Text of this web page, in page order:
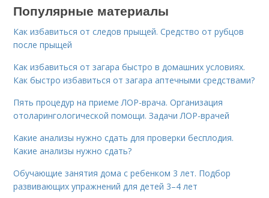
Популярные материалы
Как избавиться от следов прыщей. Средство от рубцов
после прыщей
Как избавиться от загара быстро в домашних условиях.
Как быстро избавиться от загара аптечными средствами?
Пять процедур на приеме ЛОР-врача. Организация
отоларингологической помощи. Задачи ЛОР-врачей
Какие анализы нужно сдать для проверки бесплодия.
Какие анализы нужно сдать?
Обучающие занятия дома с ребенком 3 лет. Подбор
развивающих упражнений для детей 3–4 лет